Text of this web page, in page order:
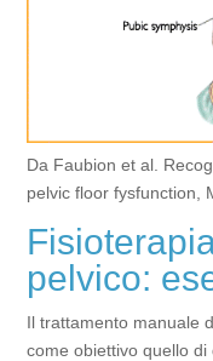
Da Faubion et al.
pelvic floor fysfunction,
pelvico:
Il trattamento manuale
come obiettivo quello di